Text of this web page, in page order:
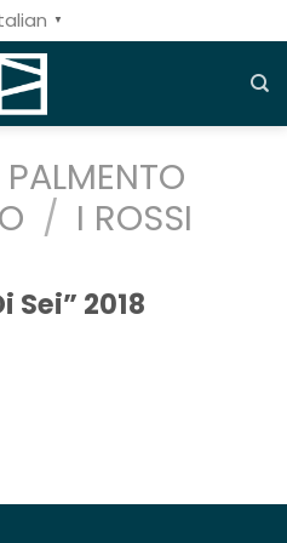
▼
PALMENTO
/ I ROSSI
Sei” 2018